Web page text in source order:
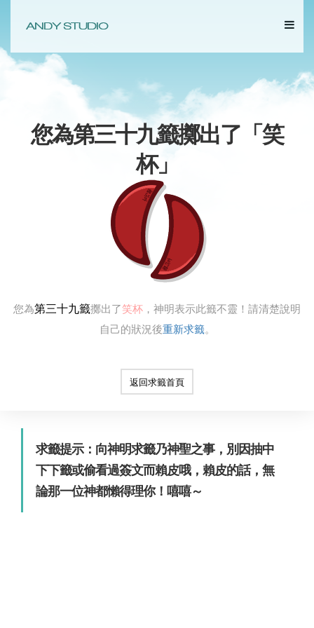
您為第三十九籤擲出了「笑
杯」
您為第三十九籤擲出了笑杯 ，神明表示此籤不靈！請清楚說明
自己的狀況後重新求籤。
返回求籤首頁
求籤提示：向神明求籤乃神聖之事，別因抽中
下下籤或偷看過簽文而賴皮哦，賴皮的話，無
論那一位神都懶得理你！嘻嘻～